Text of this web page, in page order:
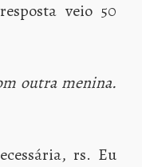
veio 50
outra menina.
rs. Eu